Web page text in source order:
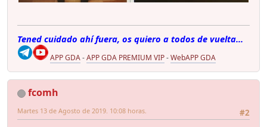
Tened cuidado ahí fuera, os quiero a todos de vuelta...
APP GDA-APP GDA PREMIUM VIP-WebAPP GDA
fcomh
#2
Martes 13 de Agosto de 2019. 10:08 horas.